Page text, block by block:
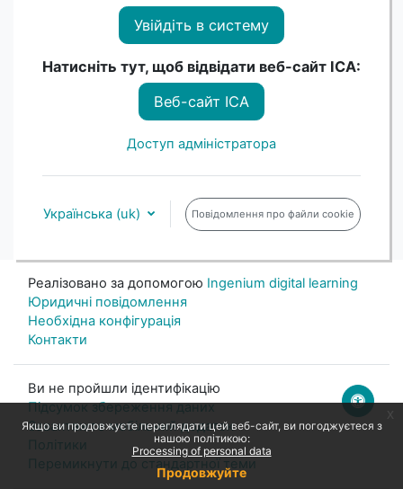
Увійдіть в систему
Натисніть тут, щоб відвідати веб-сайт ICA:
Веб-сайт ICA
Доступ адміністратора
Українська ‎(uk)‎ Повідомлення про файли cookie
Реалізовано за допомогою Ingenium digital learning
Юридичні повідомлення
Необхідна конфігурація
Контакти
Ви не пройшли ідентифікацію
Підсумок збереження даних
Завантажте мобільний додаток
Політики
Перемикнути до стандартної теми
Якщо ви продовжуєте переглядати цей веб-сайт, ви погоджуєтеся з
нашою політикою:
Processing of personal data
Продовжуйте